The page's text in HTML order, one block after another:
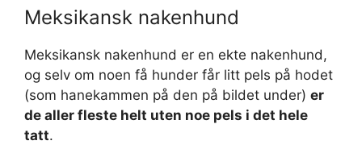
Meksikansk nakenhund
Meksikansk nakenhund er en ekte nakenhund,
og selv om noen få hunder får litt pels på hodet
(som hanekammen på den på bildet under) er
de aller fleste helt uten noe pels i det hele
tatt.